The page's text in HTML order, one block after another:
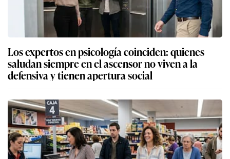
Los expertos en psicología coinciden: quienes
saludan siempre en el ascensor no viven a la
defensiva y tienen apertura social